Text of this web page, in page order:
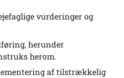
vurderinger og
herunder
herom.
af tilstrækkelig